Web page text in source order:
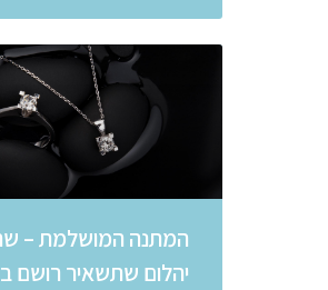
המתנה המושלמת –
יהלום שתשאיר רושם